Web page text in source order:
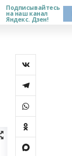
Подписывайтесь
на наш канал
Яндекс. Дзен!